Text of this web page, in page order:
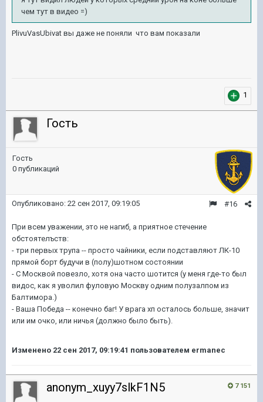
чем тут в видео =)
PlivuVasUbivat вы даже не поняли что вам показали
1
Гость
Гость
0 публикаций
#16
Опубликовано: 22 сен 2017, 09:19:05
При всем уважении, это не нагиб, а приятное стечение
обстоятелъств:
- три первых трупа -- просто чайники, если подставляют ЛК-10
прямой борт будучи в (полу)шотном состоянии
- С Москвой повезло, хотя она часто шотится (y меня где-то был
видос, как я уволил фуловую Москву одним полузалпом из
Балтимора.)
- Ваша Победа -- конечно баг! У врага хп осталось больше, значит
или им очко, или ничья (должно было быть).
Изменено 22 сен 2017, 09:19:41 пользователем ermanec
7 151
anonym_xuyy7slkF1N5